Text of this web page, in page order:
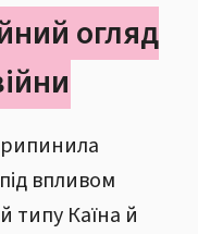
огляд
впливом
типу Каїна й